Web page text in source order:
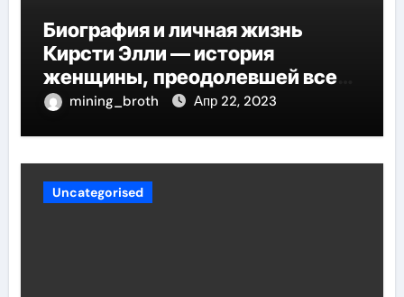
Биография и личная жизнь
Кирсти Элли — история
женщины, преодолевшей все
трудности и стала
mining_broth Апр 22, 2023
Uncategorised